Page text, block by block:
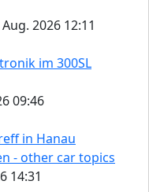
2026 12:11
im 300SL
09:46
in Hanau
- other car topics
14:31